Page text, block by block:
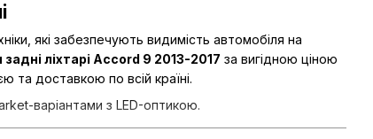
які забезпечують видимість автомобіля на
задні ліхтарі Accord 9 2013-2017 за вигідною ціною
та доставкою по всій країні.
варіантами з LED-оптикою.